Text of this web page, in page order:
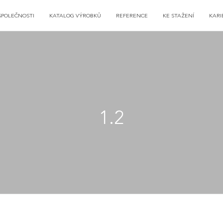
KATALOG VÝROBKŮ REFERENCE KE STAŽENÍ
1.2